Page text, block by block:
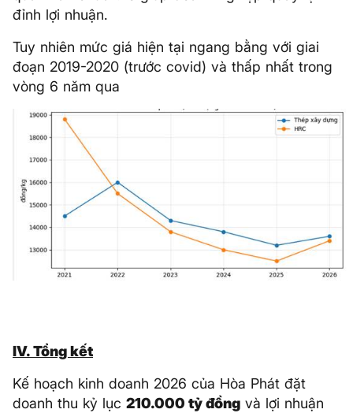
đỉnh lợi nhuận.
Tuy nhiên mức giá hiện tại ngang bằng với giai
đoạn 2019-2020 (trước covid) và thấp nhất trong
vòng 6 năm qua
IV. Tổng kết
Kế hoạch kinh doanh 2026 của Hòa Phát đặt
doanh thu kỷ lục 210.000 tỷ đồng và lợi nhuận